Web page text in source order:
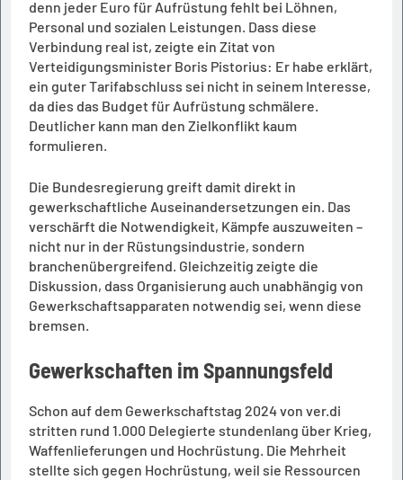
denn jeder Euro für Aufrüstung fehlt bei Löhnen,
Personal und sozialen Leistungen. Dass diese
Verbindung real ist, zeigte ein Zitat von
Verteidigungsminister Boris Pistorius: Er habe erklärt,
ein guter Tarifabschluss sei nicht in seinem Interesse,
da dies das Budget für Aufrüstung schmälere.
Deutlicher kann man den Zielkonflikt kaum
formulieren.
Die Bundesregierung greift damit direkt in
gewerkschaftliche Auseinandersetzungen ein. Das
verschärft die Notwendigkeit, Kämpfe auszuweiten –
nicht nur in der Rüstungsindustrie, sondern
branchenübergreifend. Gleichzeitig zeigte die
Diskussion, dass Organisierung auch unabhängig von
Gewerkschaftsapparaten notwendig sei, wenn diese
bremsen.
Gewerkschaften im Spannungsfeld
Schon auf dem Gewerkschaftstag 2024 von ver.di
stritten rund 1.000 Delegierte stundenlang über Krieg,
Waffenlieferungen und Hochrüstung. Die Mehrheit
stellte sich gegen Hochrüstung, weil sie Ressourcen